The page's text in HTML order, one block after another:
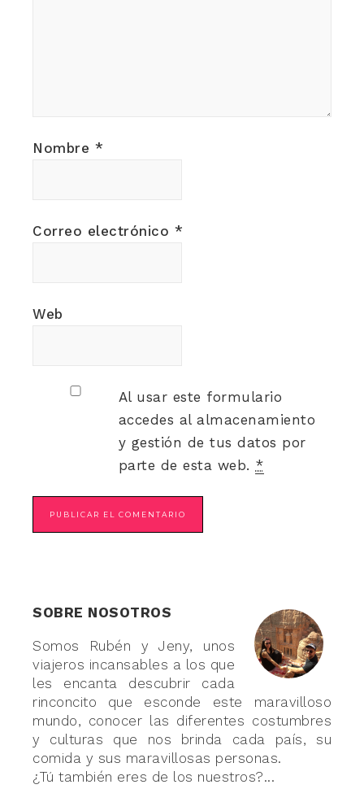
Nombre *
Correo electrónico *
Web
Al usar este formulario
accedes al almacenamiento
y gestión de tus datos por
parte de esta web. *
SOBRE NOSOTROS
Somos Rubén y Jeny, unos
viajeros incansables a los que
les encanta descubrir cada
rinconcito que esconde este maravilloso
mundo, conocer las diferentes costumbres
y culturas que nos brinda cada país, su
comida y sus maravillosas personas.
¿Tú también eres de los nuestros?...